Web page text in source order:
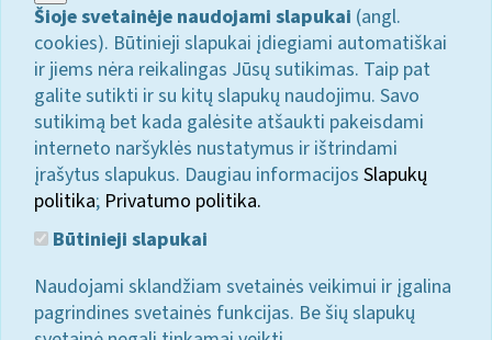
Šioje svetainėje naudojami slapukai (angl.
cookies). Būtinieji slapukai įdiegiami automatiškai
ir jiems nėra reikalingas Jūsų sutikimas. Taip pat
galite sutikti ir su kitų slapukų naudojimu. Savo
sutikimą bet kada galėsite atšaukti pakeisdami
interneto naršyklės nustatymus ir ištrindami
įrašytus slapukus. Daugiau informacijos Slapukų
politika; Privatumo politika.
Būtinieji slapukai
Naudojami sklandžiam svetainės veikimui ir įgalina
pagrindines svetainės funkcijas. Be šių slapukų